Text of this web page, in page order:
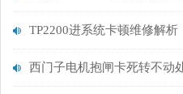
TP2200进系统卡顿维修解析